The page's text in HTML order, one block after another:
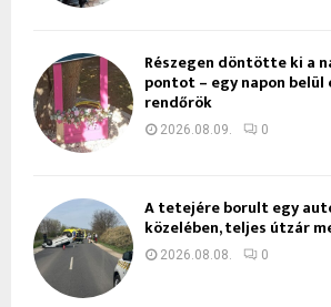
Részegen döntötte ki a
pontot – egy napon
rendőrök
2026.08.09. 0
A tetejére borult egy
közelében, teljes útzár
2026.08.08. 0